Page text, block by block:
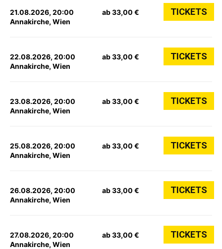
21.08.2026, 20:00
Annakirche, Wien
ab 33,00 € TICKETS
22.08.2026, 20:00
Annakirche, Wien
ab 33,00 € TICKETS
23.08.2026, 20:00
Annakirche, Wien
ab 33,00 € TICKETS
25.08.2026, 20:00
Annakirche, Wien
ab 33,00 € TICKETS
26.08.2026, 20:00
Annakirche, Wien
ab 33,00 € TICKETS
27.08.2026, 20:00
Annakirche, Wien
ab 33,00 € TICKETS